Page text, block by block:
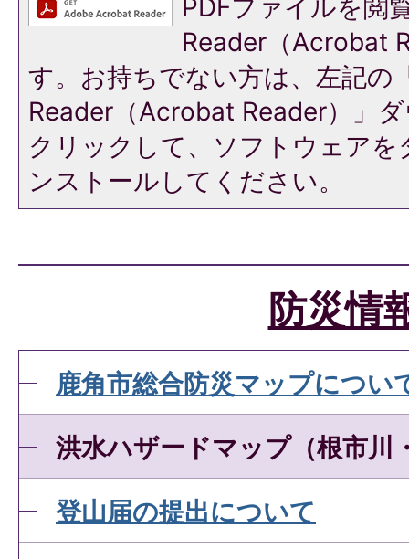
PDFファイルを閲
Reader（Acrobat
す。お持ちでない方は、左記の
Reader（Acrobat Reader）」
クリックして、ソフトウェア
ンストールしてください。
防災情
鹿角市総合防災マップについ
洪水ハザードマップ（根市川
登山届の提出について